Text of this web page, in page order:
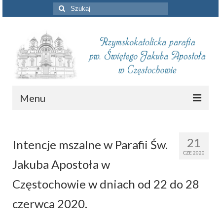
Szuklaj
w:
Menu
Intencje mszalne
Informacje duszpasterskie
Piszą o nas
Remont kościoła
21
CZE 2020
Intencje mszalne w Parafii Św.
Jakuba Apostoła w
Częstochowie w dniach od 22 do 28
czerwca 2020.